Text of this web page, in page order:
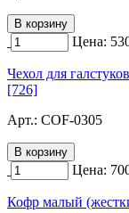
Цена:
Чехол для
[726]
Арт.: COF-0305
Цена:
Кофр малый